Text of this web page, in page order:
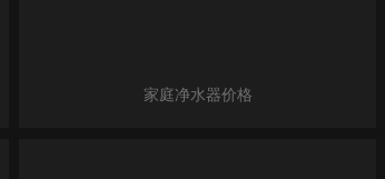
家庭净水器价格